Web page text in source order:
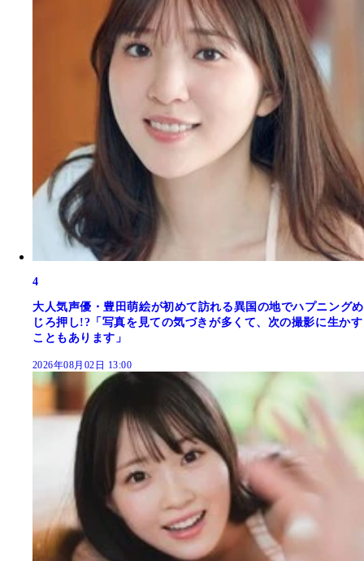
4
大人気声優・豊田萌絵が初めて訪れる異国の地でハプニングめ
じろ押し!?「写真を見ての気づきが多くて、次の撮影に生かす
こともあります」
2026年08月02日 13:00